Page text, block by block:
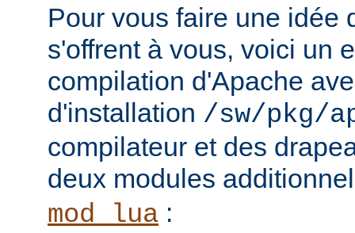
Pour vous faire une idée
s'offrent à vous, voici un
compilation d'Apache
d'installation /sw/pkg/
compilateur et des
deux modules
mod_lua :